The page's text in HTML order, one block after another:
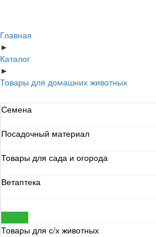
Главная
►
Каталог
►
Товары для домашних животных
Семена
Посадочный материал
Товары для сада и огорода
Ветаптека
Товары для с/х животных